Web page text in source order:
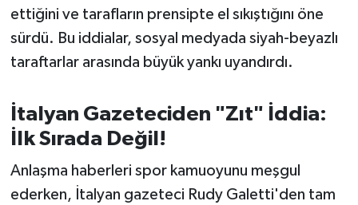
ettiğini ve tarafların prensipte el sıkıştığını öne
sürdü. Bu iddialar, sosyal medyada siyah-beyazlı
taraftarlar arasında büyük yankı uyandırdı.
İtalyan Gazeteciden "Zıt" İddia:
İlk Sırada Değil!
Anlaşma haberleri spor kamuoyunu meşgul
ederken, İtalyan gazeteci Rudy Galetti'den tam
SEYAHAT
SİYASET
Sındırgı
SPOR